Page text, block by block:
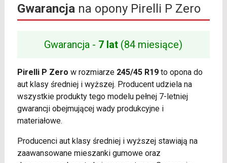
Gwarancjana opony Pirelli P Zero
Gwarancja - 7 lat (84 miesiące)
Pirelli P Zero w rozmiarze 245/45 R19to opona do
aut klasy średniej i wyższej. Producent udziela na
wszystkie produkty tego modelu pełnej 7-letniej
gwarancji obejmującej wady produkcyjne i
materiałowe.
Producenci aut klasy średniej i wyższej stawiają na
zaawansowane mieszanki gumowe oraz